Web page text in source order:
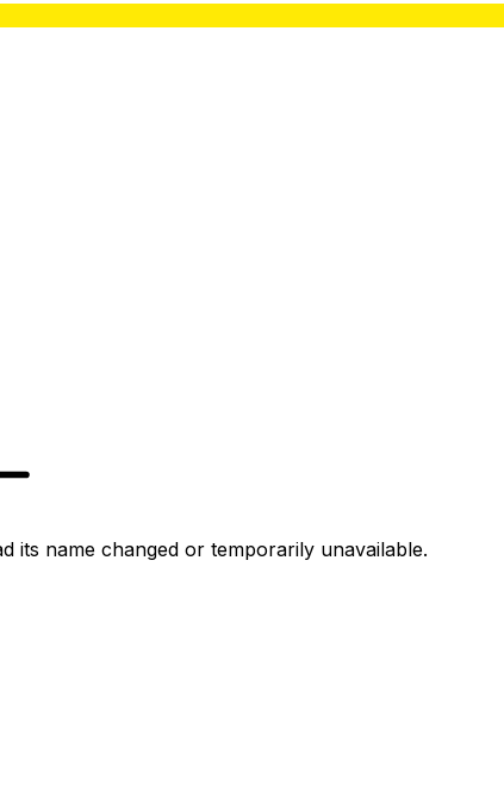
its name changed or temporarily unavailable.